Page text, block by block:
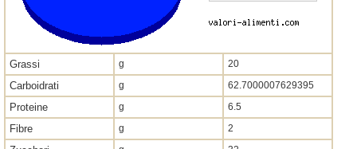
Grassi g 20
Carboidrati g 62.7000007629395
Proteine g 6.5
Fibre g 2